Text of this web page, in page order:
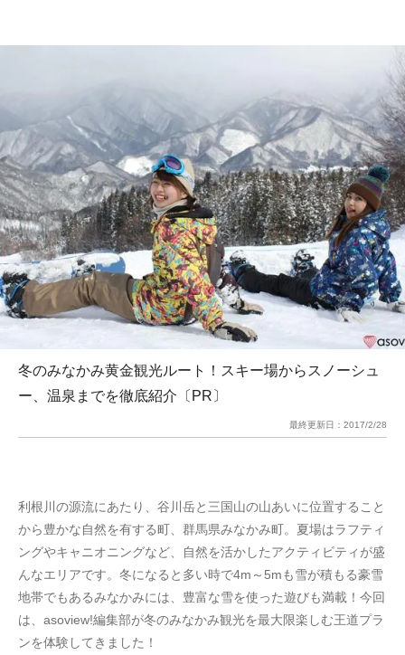
冬のみなかみ黄金観光ルート！スキー場からスノーシュ
ー、温泉までを徹底紹介〔PR〕
最終更新日： 2017/2/28
利根川の源流にあたり、谷川岳と三国山の山あいに位置すること
から豊かな自然を有する町、群馬県みなかみ町。夏場はラフティ
ングやキャニオニングなど、自然を活かしたアクティビティが盛
んなエリアです。冬になると多い時で4m～5mも雪が積もる豪雪
地帯でもあるみなかみには、豊富な雪を使った遊びも満載！今回
は、asoview!編集部が冬のみなかみ観光を最大限楽しむ王道プラ
ンを体験してきました！